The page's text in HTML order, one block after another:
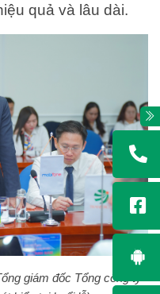
quả và lâu dài.
giám đốc Tổng công ty